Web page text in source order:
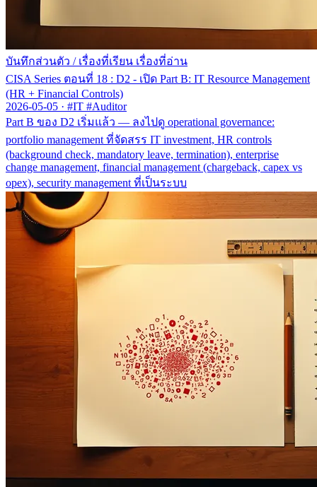
บันทึกส่วนตัว / เรื่องที่เรียน เรื่องที่อ่าน
CISA Series ตอนที่ 18 : D2 - เปิด Part B: IT Resource Management
(HR + Financial Controls)
2026-05-05 · #IT #Auditor
Part B ของ D2 เริ่มแล้ว — ลงไปดู operational governance:
portfolio management ที่จัดสรร IT investment, HR controls
(background check, mandatory leave, termination), enterprise
change management, financial management (chargeback, capex vs
opex), security management ที่เป็นระบบ